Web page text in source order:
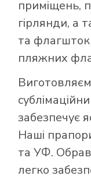
приміщень,
гірлянди, а
та
пляжних
забезпечує
Наші
та УФ.
легко